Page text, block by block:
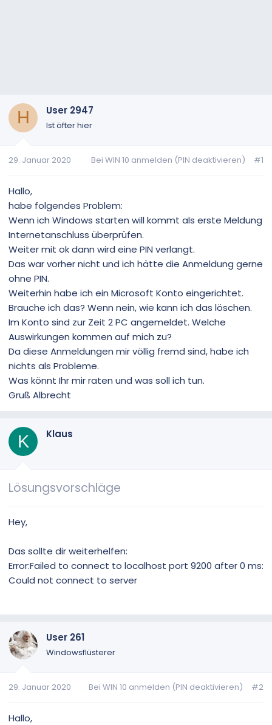
H User 2947
Ist öfter hier
29. Januar 2020 Bei WIN 10 anmelden (PIN deaktivieren) #1
Hallo,
habe folgendes Problem:
Wenn ich Windows starten will kommt als erste Meldung
Internetanschluss überprüfen.
Weiter mit ok dann wird eine PIN verlangt.
Das war vorher nicht und ich hätte die Anmeldung gerne
ohne PIN.
Weiterhin habe ich ein Microsoft Konto eingerichtet.
Brauche ich das? Wenn nein, wie kann ich das löschen.
Im Konto sind zur Zeit 2 PC angemeldet. Welche
Auswirkungen kommen auf mich zu?
Da diese Anmeldungen mir völlig fremd sind, habe ich
nichts als Probleme.
Was könnt Ihr mir raten und was soll ich tun.
Gruß Albrecht
K Klaus
Lösungsvorschläge
Hey,
Das sollte dir weiterhelfen:
Error:Failed to connect to localhost port 9200 after 0 ms:
Could not connect to server
User 261
Windowsflüsterer
29. Januar 2020 Bei WIN 10 anmelden (PIN deaktivieren) #2
Hallo,